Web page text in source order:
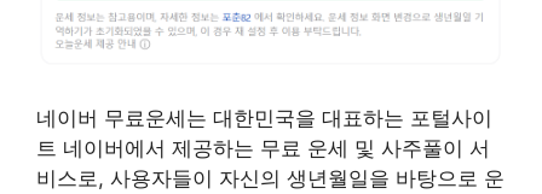
네이버 무료운세는 대한민국을 대표하는 포털사이
트 네이버에서 제공하는 무료 운세 및 사주풀이 서
비스로, 사용자들이 자신의 생년월일을 바탕으로 운